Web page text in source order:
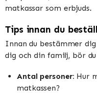
matkassar som erbjuds.
Tips innan du
Innan du bestämmer
dig och din familj, bör
Antal personer: Hur
matkassen?